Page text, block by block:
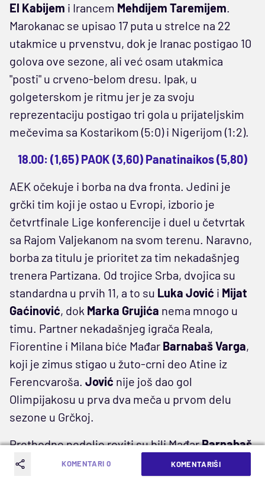
El Kabijem i Irancem Mehdijem Taremijem.
Marokanac se upisao 17 puta u strelce na 22
utakmice u prvenstvu, dok je Iranac postigao 10
golova ove sezone, ali već osam utakmica
"posti" u crveno-belom dresu. Ipak, u
golgeterskom je ritmu jer je za svoju
reprezentaciju postigao tri gola u prijateljskim
mečevima sa Kostarikom (5:0) i Nigerijom (1:2).
18.00: (1,65) PAOK (3,60) Panatinaikos (5,80)
AEK očekuje i borba na dva fronta. Jedini je
grčki tim koji je ostao u Evropi, izborio je
četvrtfinale Lige konferencije i duel u četvrtak
sa Rajom Valjekanom na svom terenu. Naravno,
borba za titulu je prioritet za tim nekadašnjeg
trenera Partizana. Od trojice Srba, dvojica su
standardna u prvih 11, a to su Luka Jović i Mijat
Gaćinović, dok Marka Grujića nema mnogo u
timu. Partner nekadašnjeg igrača Reala,
Fiorentine i Milana biće Mađar Barnabaš Varga,
koji je zimus stigao u žuto-crni deo Atine iz
Ferencvaroša. Jović nije još dao gol
Olimpijakosu u prva dva meča u prvom delu
sezone u Grčkoj.
Prethodne nedelje roviti su bili MađarBarnabaš
Varga
i MeksikanacOrbelin Pineda, ali će biti
je biranim rečima
KOMENTARI 0 KOMENTARIŠI